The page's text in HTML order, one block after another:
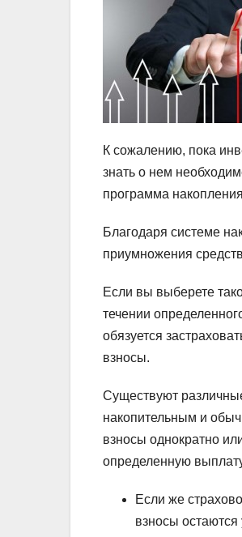
К сожалению, пока
знать о нем
программа
Благодаря системе
приумножения
Если вы выберете
течении
обязуется
взносы.
Существуют
накопительным и
взносы однократно
определенную
Если же
взносы остаются